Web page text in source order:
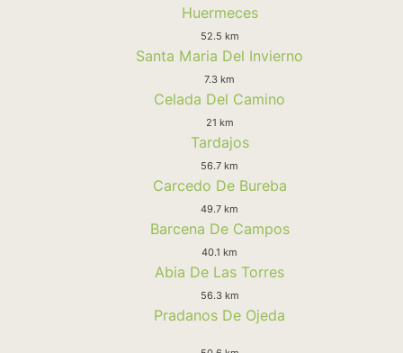
Huermeces
52.5 km
Santa Maria Del Invierno
7.3 km
Celada Del Camino
21 km
Tardajos
56.7 km
Carcedo De Bureba
49.7 km
Barcena De Campos
40.1 km
Abia De Las Torres
56.3 km
Pradanos De Ojeda